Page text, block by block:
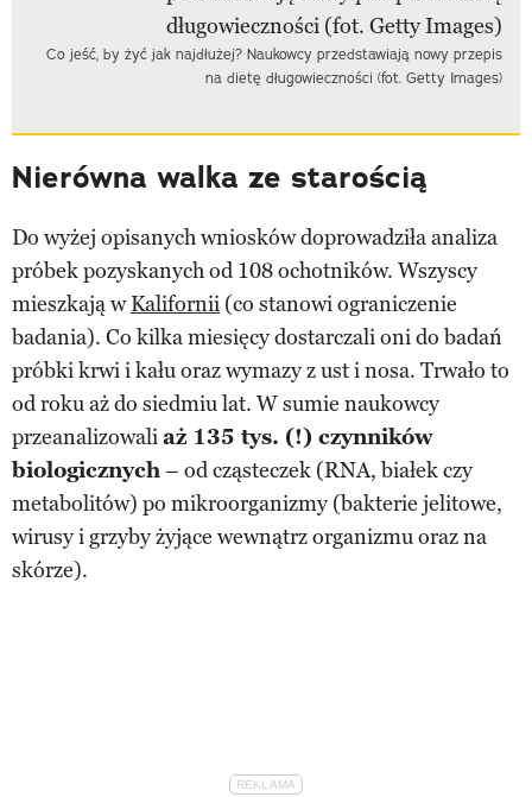
Co jeść, by żyć jak najdłużej? Naukowcy przedstawiają nowy przepis
na dietę długowieczności (fot. Getty Images)
Nierówna walka ze starością
Do wyżej opisanych wniosków doprowadziła analiza
próbek pozyskanych od 108 ochotników. Wszyscy
mieszkają wKalifornii (co stanowi ograniczenie
badania). Co kilka miesięcy dostarczali oni do badań
próbki krwi i kału oraz wymazy z ust i nosa. Trwało to
od roku aż do siedmiu lat. W sumie naukowcy
przeanalizowaliaż 135 tys. (!) czynników
biologicznych– od cząsteczek (RNA, białek czy
metabolitów) po mikroorganizmy (bakterie jelitowe,
wirusy i grzyby żyjące wewnątrz organizmu oraz na
skórze).